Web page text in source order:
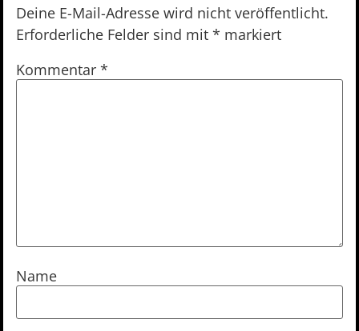
Deine E-Mail-Adresse wird nicht veröffentlicht.
Erforderliche Felder sind mit * markiert
Kommentar *
Name